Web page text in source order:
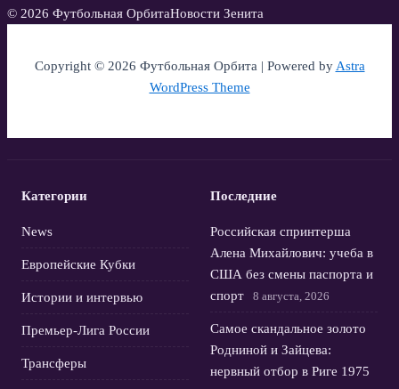
© 2026 Футбольная ОрбитаНовости Зенита
Copyright © 2026 Футбольная Орбита | Powered byAstra
WordPress Theme
Категории
News
Европейские Кубки
Истории и интервью
Премьер-Лига России
Трансферы
Последние
Российская спринтерша
Алена Михайлович: учеба в
США без смены паспорта и
спорт
8 августа, 2026
Самое скандальное золото
Родниной и Зайцева:
нервный отбор в Риге 1975